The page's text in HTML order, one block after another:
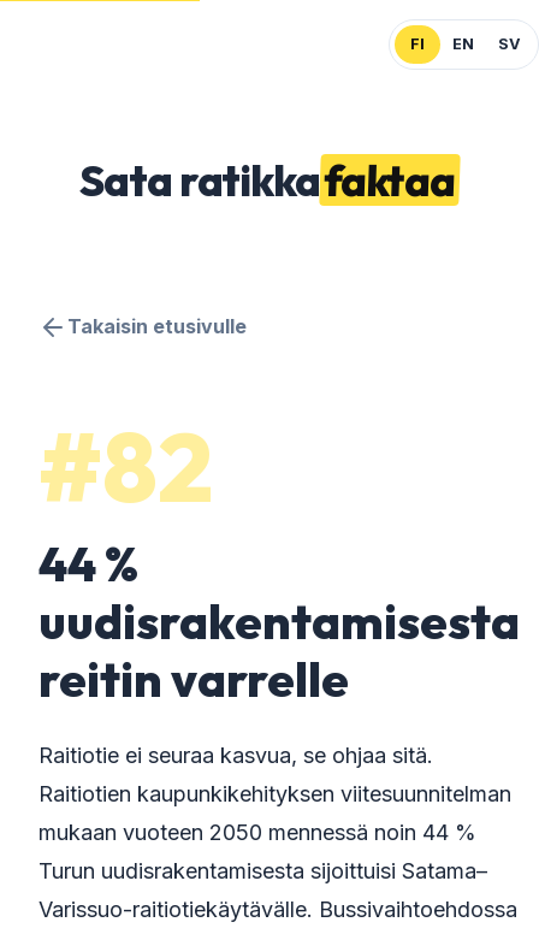
FI EN SV
Sata ratikkafaktaa
Takaisin etusivulle
#82
44 %
uudisrakentamisesta
reitin varrelle
Raitiotie ei seuraa kasvua, se ohjaa sitä.
Raitiotien kaupunkikehityksen viitesuunnitelman
mukaan vuoteen 2050 mennessä noin 44 %
Turun uudisrakentamisesta sijoittuisi Satama–
Varissuo-raitiotiekäytävälle. Bussivaihtoehdossa